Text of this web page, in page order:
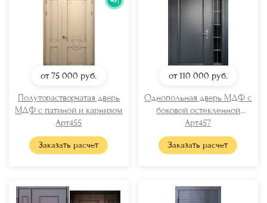
от 75 000 руб.
Полуторастворчатая дверь
МДФ с патиной и карнизом
Арт455
Заказать расчет
от 110 000 руб.
Однопольная дверь МДФ с
боковой остекленной
вставкой
Арт457
Заказать расчет